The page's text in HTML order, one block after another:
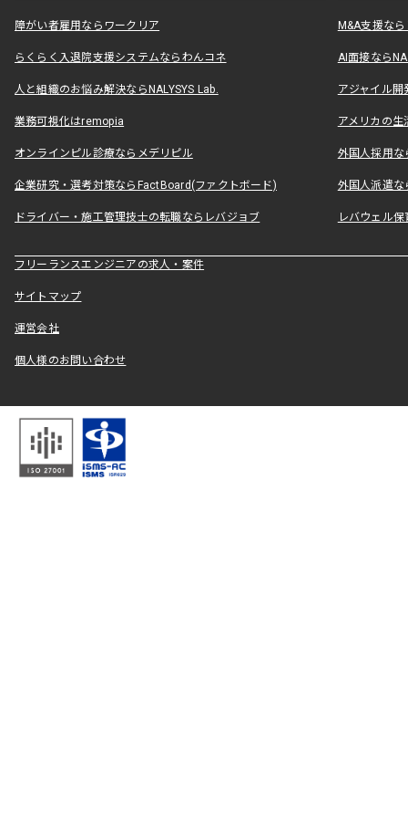
障がい者雇用ならワークリア M&A支援な
らくらく入退院支援システムならわんコネ AI面接なら
人と組織のお悩み解決ならNALYSYS Lab. アジャイル
業務可視化はremopia アメリカの
オンラインピル診療ならメデリピル 外国人採用
企業研究・選考対策ならFactBoard(ファクトボード) 外国人派遣な
ドライバー・施工管理技士の転職ならレバジョブ レバウェル
フリーランスエンジニアの求人・案件
サイトマップ
運営会社
個人様のお問い合わせ